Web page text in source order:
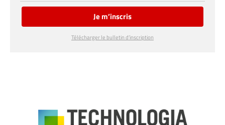
Je m’inscris
Télécharger le bulletin d’inscription